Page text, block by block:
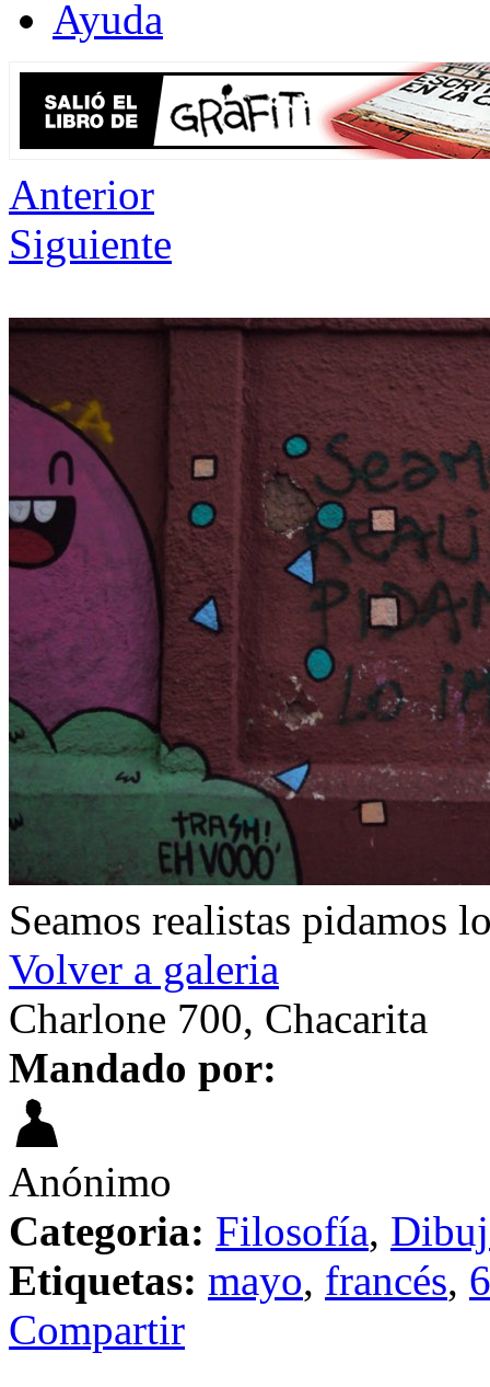
Ayuda
Anterior
Siguiente
Seamos realistas pidamos
Volver a galeria
Charlone 700, Chacarita
Mandado por:
Anónimo
Categoria: Filosofía,
Etiquetas: mayo, francés,
Compartir